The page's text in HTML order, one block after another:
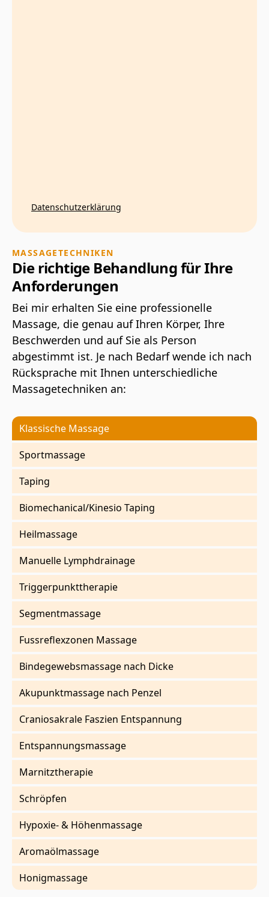
Datenschutzerklärung
MASSAGETECHNIKEN
Die richtige Behandlung für Ihre
Anforderungen
Bei mir erhalten Sie eine professionelle
Massage, die genau auf Ihren Körper, Ihre
Beschwerden und auf Sie als Person
abgestimmt ist. Je nach Bedarf wende ich nach
Rücksprache mit Ihnen unterschiedliche
Massagetechniken an:
Klassische Massage
Sportmassage
Taping
Biomechanical/Kinesio Taping
Heilmassage
Manuelle Lymphdrainage
Triggerpunkttherapie
Segmentmassage
Fussreflexzonen Massage
Bindegewebsmassage nach Dicke
Akupunktmassage nach Penzel
Craniosakrale Faszien Entspannung
Entspannungsmassage
Marnitztherapie
Schröpfen
Hypoxie- & Höhenmassage
Aromaölmassage
Honigmassage